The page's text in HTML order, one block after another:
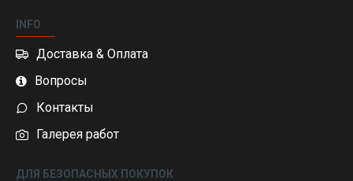
INFO
Доставка & Оплата
Вопросы
Контакты
Галерея работ
ДЛЯ БЕЗОПАСНЫХ ПОКУПОК